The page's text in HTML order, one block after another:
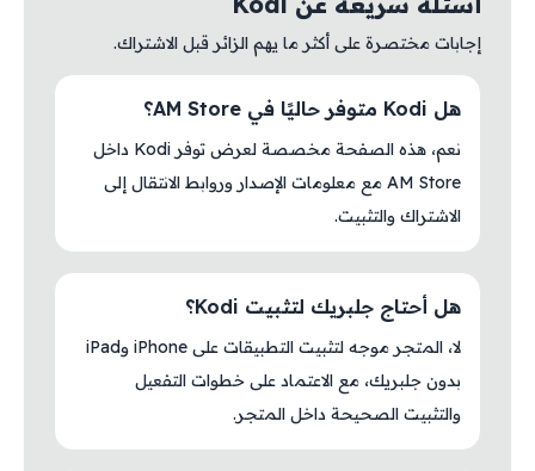
إجابات مختصرة على أكثر ما يهم الزائر قبل الاشتراك.
هل Kodi متوفر حاليًا في AM Store؟
نعم، هذه الصفحة مخصصة لعرض توفر Kodi داخل
AM Store مع معلومات الإصدار وروابط الانتقال إلى
الاشتراك والتثبيت.
هل أحتاج جلبريك لتثبيت Kodi؟
لا، المتجر موجه لتثبيت التطبيقات على iPhone وiPad
بدون جلبريك، مع الاعتماد على خطوات التفعيل
والتثبيت الصحيحة داخل المتجر.